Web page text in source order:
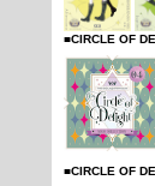
■CIRCLE OF
■CIRCLE OF